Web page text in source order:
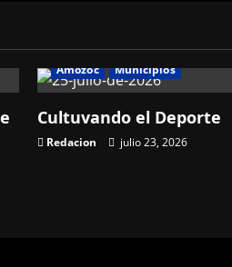
Amozoc Municipios
Cultuvando el Deporte
Redacion julio 23, 2026